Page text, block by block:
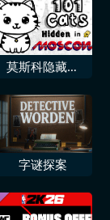
莫斯科隐藏的
字谜探案